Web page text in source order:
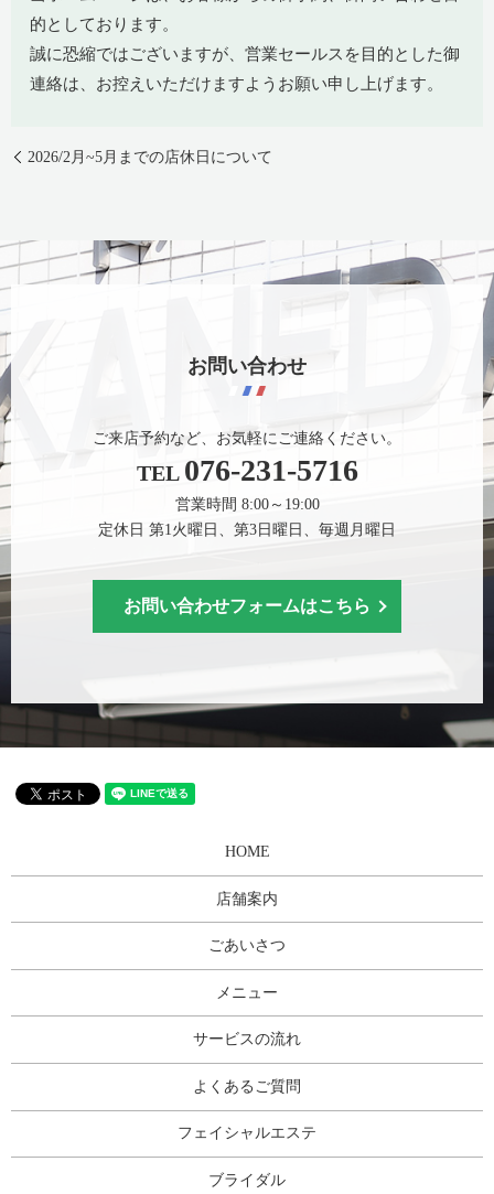
的としております。
誠に恐縮ではございますが、営業セールスを目的とした御
連絡は、お控えいただけますようお願い申し上げます。
2026/2月~5月までの店休日について
お問い合わせ
ご来店予約など、お気軽にご連絡ください。
TEL 076-231-5716
営業時間 8:00～19:00
定休日 第1火曜日、第3日曜日、毎週月曜日
お問い合わせフォームはこちら
HOME
店舗案内
ごあいさつ
メニュー
サービスの流れ
よくあるご質問
フェイシャルエステ
ブライダル